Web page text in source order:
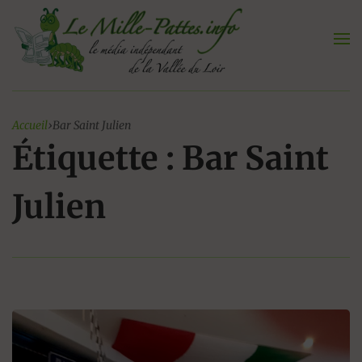
contenu
Accueil›Bar Saint Julien
Étiquette : Bar Saint
Julien